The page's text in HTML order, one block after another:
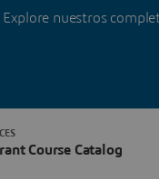
Explore nuestros
Course Catalog